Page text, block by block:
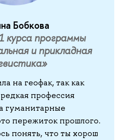
Бобкова
курса программы
и прикладная
на геофак, так как
профессия
гуманитарные
пережиток прошлого.
понять, что ты хорош